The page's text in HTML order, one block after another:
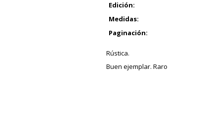
Edición:
Medidas:
Paginación:
Rústica.
Buen ejemplar. Raro